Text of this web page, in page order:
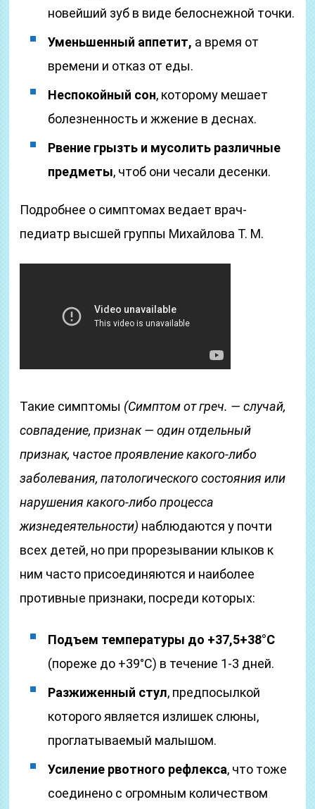
новейший зуб в виде белоснежной точки.
Уменьшенный аппетит, а время от
времени и отказ от еды.
Неспокойный сон, которому мешает
болезненность и жжение в деснах.
Рвение грызть и мусолить различные
предметы, чтоб они чесали десенки.
Подробнее о симптомах ведает врач-
педиатр высшей группы Михайлова Т. М.
Такие симптомы (Симптом от греч. — случай,
совпадение, признак — один отдельный
признак, частое проявление какого-либо
заболевания, патологического состояния или
нарушения какого-либо процесса
жизнедеятельности) наблюдаются у почти
всех детей, но при прорезывании клыков к
ним часто присоединяются и наиболее
противные признаки, посреди которых:
Подъем температуры до +37,5+38°С
(пореже до +39°С) в течение 1-3 дней.
Разжиженный стул, предпосылкой
которого является излишек слюны,
проглатываемый малышом.
Усиление рвотного рефлекса, что тоже
соединено с огромным количеством